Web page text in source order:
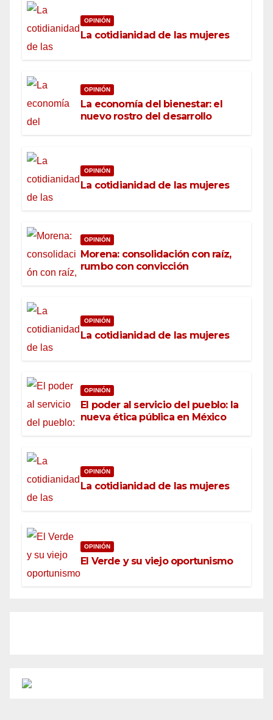
OPINIÓN
La cotidianidad de las mujeres
OPINIÓN
La economía del bienestar: el
nuevo rostro del desarrollo
OPINIÓN
La cotidianidad de las mujeres
OPINIÓN
Morena: consolidación con raíz,
rumbo con convicción
OPINIÓN
La cotidianidad de las mujeres
OPINIÓN
El poder al servicio del pueblo: la
nueva ética pública en México
OPINIÓN
La cotidianidad de las mujeres
OPINIÓN
El Verde y su viejo oportunismo